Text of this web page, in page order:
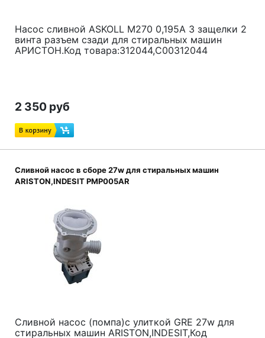
Насос сливной ASKOLL М270 0,195А 3 защелки 2
винта разъем сзади для стиральных машин
АРИСТОН.Код товара:312044,С00312044
2 350 руб
Сливной насос в сборе 27w для стиральных машин
ARISTON,INDESIT PMP005AR
Сливной насос (помпа)с улиткой GRE 27w для
стиральных машин ARISTON,INDESIT,Код